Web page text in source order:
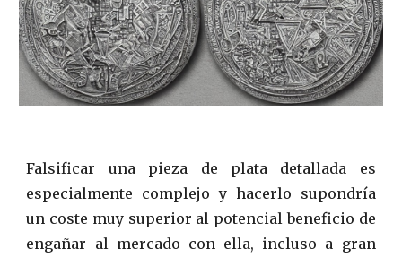
Falsificar una pieza de plata detallada es
especialmente complejo y hacerlo supondría
un coste muy superior al potencial beneficio de
engañar al mercado con ella, incluso a gran